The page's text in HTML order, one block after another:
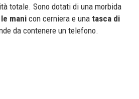
totale. Sono dotati di una morbida
mani con cerniera e una tasca di
da contenere un telefono.